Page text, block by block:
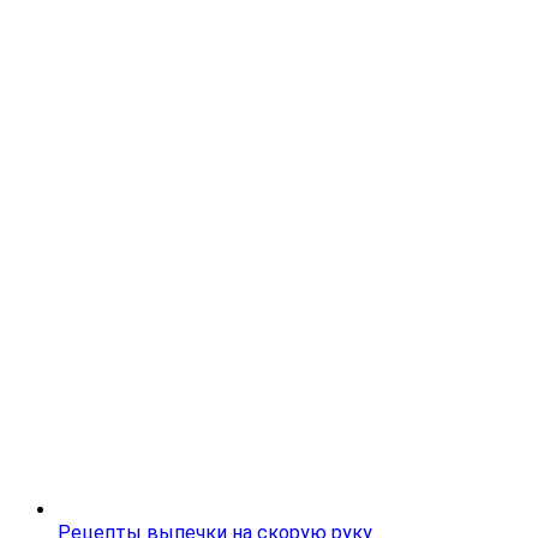
Рецепты выпечки на скорую руку